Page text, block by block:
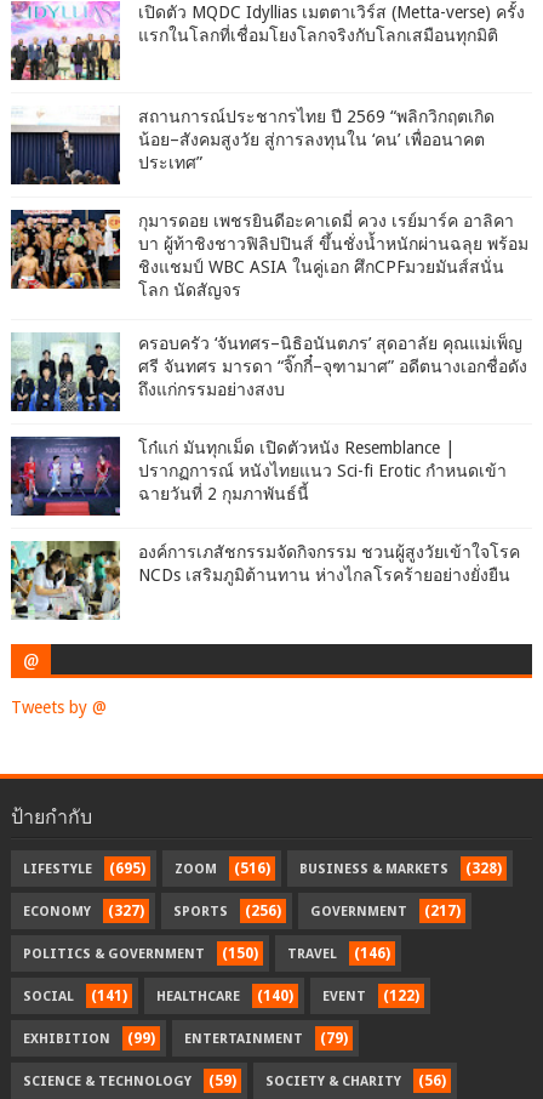
เปิดตัว MQDC Idyllias เมตตาเวิร์ส (Metta-verse) ครั้ง
แรกในโลกที่เชื่อมโยงโลกจริงกับโลกเสมือนทุกมิติ
สถานการณ์ประชากรไทย ปี 2569 “พลิกวิกฤตเกิด
น้อย–สังคมสูงวัย สู่การลงทุนใน ‘คน’ เพื่ออนาคต
ประเทศ”
กุมารดอย เพชรยินดีอะคาเดมี่ ควง เรย์มาร์ค อาลิคา
บา ผู้ท้าชิงชาวฟิลิปปินส์ ขึ้นชั่งน้ำหนักผ่านฉลุย พร้อม
ชิงแชมป์ WBC ASIA ในคู่เอก ศึกCPFมวยมันส์สนั่น
โลก นัดสัญจร
ครอบครัว ‘จันทศร–นิธิอนันตภร’ สุดอาลัย คุณแม่เพ็ญ
ศรี จันทศร มารดา “จิ๊กกี๋–จุฑามาศ” อดีตนางเอกชื่อดัง
ถึงแก่กรรมอย่างสงบ
โก๋แก่ มันทุกเม็ด เปิดตัวหนัง Resemblance |
ปรากฏการณ์ หนังไทยแนว Sci-fi Erotic กำหนดเข้า
ฉายวันที่ 2 กุมภาพันธ์นี้
องค์การเภสัชกรรมจัดกิจกรรม ชวนผู้สูงวัยเข้าใจโรค
NCDs เสริมภูมิต้านทาน ห่างไกลโรคร้ายอย่างยั่งยืน
@
Tweets by @
ป้ายกำกับ
LIFESTYLE (695) ZOOM (516) BUSINESS & MARKETS (328)
ECONOMY (327) SPORTS (256) GOVERNMENT (217)
POLITICS & GOVERNMENT (150) TRAVEL (146)
SOCIAL (141) HEALTHCARE (140) EVENT (122)
EXHIBITION (99) ENTERTAINMENT (79)
SCIENCE & TECHNOLOGY (59) SOCIETY & CHARITY (56)